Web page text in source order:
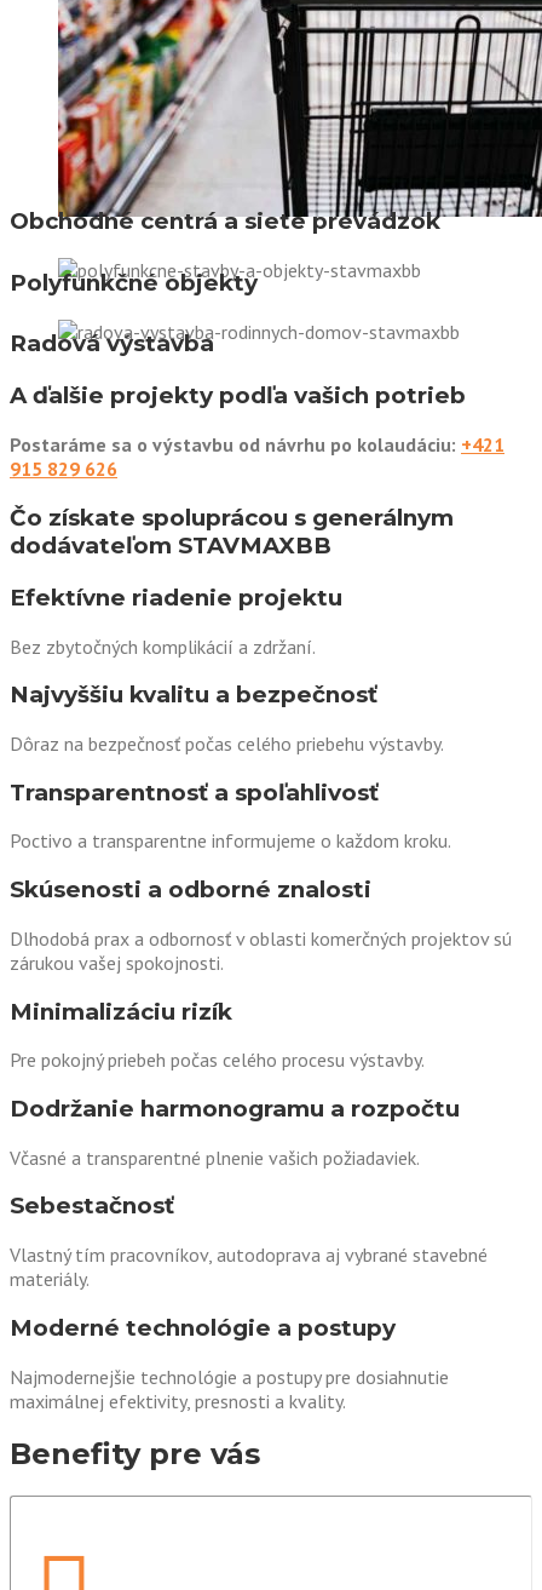
Obchodné centrá a siete prevádzok
Polyfunkčné objekty
Radová výstavba
A ďalšie projekty podľa vašich potrieb
Postaráme sa o výstavbu od návrhu po kolaudáciu: +421
915 829 626
Čo získate spoluprácou s generálnym
dodávateľom STAVMAXBB
Efektívne riadenie projektu
Bez zbytočných komplikácií a zdržaní.
Najvyššiu kvalitu a bezpečnosť
Dôraz na bezpečnosť počas celého priebehu výstavby.
Transparentnosť a spoľahlivosť
Poctivo a transparentne informujeme o každom kroku.
Skúsenosti a odborné znalosti
Dlhodobá prax a odbornosť v oblasti komerčných projektov sú
zárukou vašej spokojnosti.
Minimalizáciu rizík
Pre pokojný priebeh počas celého procesu výstavby.
Dodržanie harmonogramu a rozpočtu
Včasné a transparentné plnenie vašich požiadaviek.
Sebestačnosť
Vlastný tím pracovníkov, autodoprava aj vybrané stavebné
materiály.
Moderné technológie a postupy
Najmodernejšie technológie a postupy pre dosiahnutie
maximálnej efektivity, presnosti a kvality.
Benefity pre vás